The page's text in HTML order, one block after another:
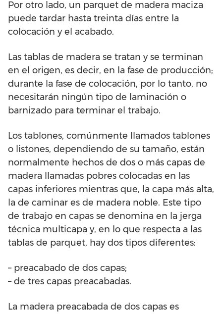
Por otro lado, un parquet de madera maciza
puede tardar hasta treinta días entre la
colocación y el acabado.
Las tablas de madera se tratan y se terminan
en el origen, es decir, en la fase de producción;
durante la fase de colocación, por lo tanto, no
necesitarán ningún tipo de laminación o
barnizado para terminar el trabajo.
Los tablones, comúnmente llamados tablones
o listones, dependiendo de su tamaño, están
normalmente hechos de dos o más capas de
madera llamadas pobres colocadas en las
capas inferiores mientras que, la capa más alta,
la de caminar es de madera noble. Este tipo
de trabajo en capas se denomina en la jerga
técnica multicapa y, en lo que respecta a las
tablas de parquet, hay dos tipos diferentes:
– preacabado de dos capas;
– de tres capas preacabadas.
La madera preacabada de dos capas es